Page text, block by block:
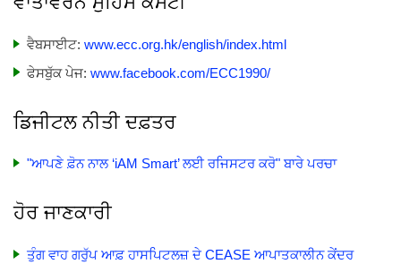
ਵੈਬਸਾਈਟ: www.ecc.org.hk/english/index.html
ਫੇਸਬੁੱਕ ਪੇਜ: www.facebook.com/ECC1990/
ਡਿਜੀਟਲ ਨੀਤੀ ਦਫ਼ਤਰ
"ਆਪਣੇ ਫ਼ੋਨ ਨਾਲ ‘iAM Smart’ ਲਈ ਰਜਿਸਟਰ ਕਰੋ" ਬਾਰੇ ਪਰਚਾ
ਹੋਰ ਜਾਣਕਾਰੀ
ਤੁੰਗ ਵਾਹ ਗਰੁੱਪ ਆਫ਼ ਹਾਸਪਿਟਲਜ਼ ਦੇ CEASE ਆਪਾਤਕਾਲੀਨ ਕੇਂਦਰ